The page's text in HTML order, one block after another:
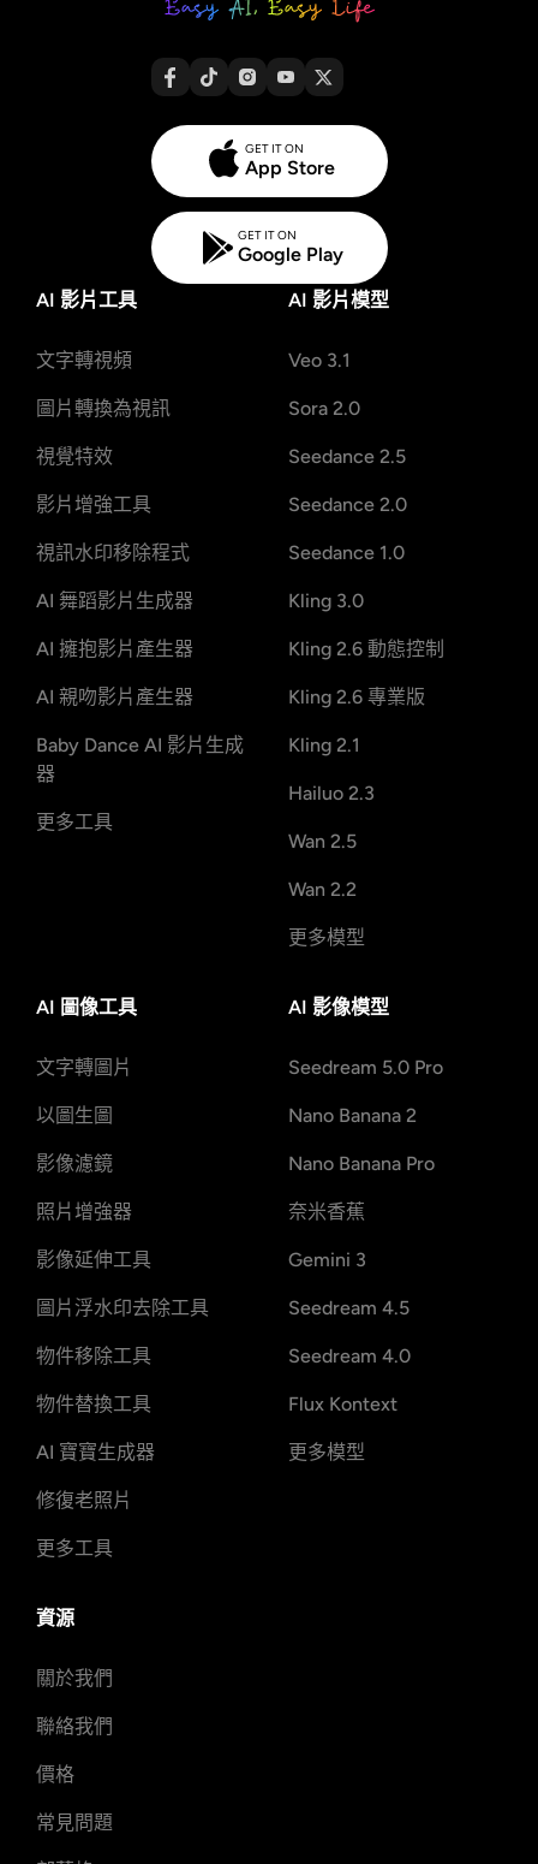
GET IT ON
App Store
GET IT ON
Google Play
AI 影片工具
文字轉視頻
圖片轉換為視訊
視覺特效
影片增強工具
視訊水印移除程式
AI 舞蹈影片生成器
AI 擁抱影片產生器
AI 親吻影片產生器
Baby Dance AI 影片生成
器
更多工具
AI 影片模型
Veo 3.1
Sora 2.0
Seedance 2.5
Seedance 2.0
Seedance 1.0
Kling 3.0
Kling 2.6 動態控制
Kling 2.6 專業版
Kling 2.1
Hailuo 2.3
Wan 2.5
Wan 2.2
更多模型
AI 圖像工具
文字轉圖片
以圖生圖
影像濾鏡
照片增強器
影像延伸工具
圖片浮水印去除工具
物件移除工具
物件替換工具
AI 寶寶生成器
修復老照片
更多工具
AI 影像模型
Seedream 5.0 Pro
Nano Banana 2
Nano Banana Pro
奈米香蕉
Gemini 3
Seedream 4.5
Seedream 4.0
Flux Kontext
更多模型
資源
關於我們
聯絡我們
價格
常見問題